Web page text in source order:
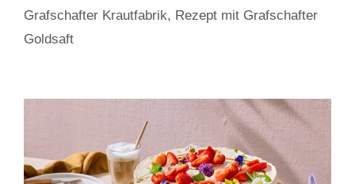
Grafschafter Krautfabrik, Rezept mit Grafschafter
Goldsaft